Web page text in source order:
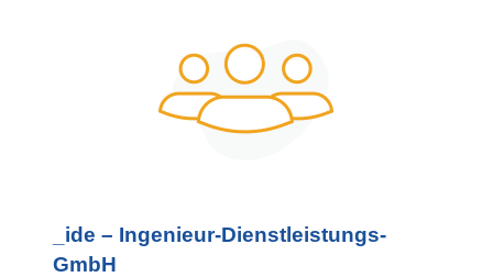
_ide – Ingenieur-Dienstleistungs-
GmbH